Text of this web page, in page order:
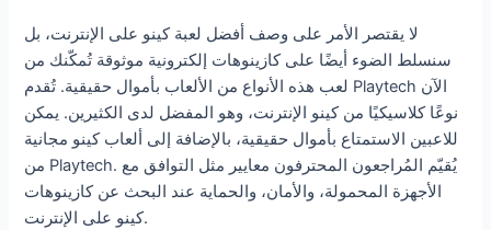
لا يقتصر الأمر على وصف أفضل لعبة كينو على الإنترنت، بل
سنسلط الضوء أيضًا على كازينوهات إلكترونية موثوقة تُمكّنك من
لعب هذه الأنواع من الألعاب بأموال حقيقية. تُقدم Playtech الآن
نوعًا كلاسيكيًا من كينو الإنترنت، وهو المفضل لدى الكثيرين. يمكن
للاعبين الاستمتاع بأموال حقيقية، بالإضافة إلى ألعاب كينو مجانية
من Playtech. يُقيّم المُراجعون المحترفون معايير مثل التوافق مع
الأجهزة المحمولة، والأمان، والحماية عند البحث عن كازينوهات
كينو على الإنترنت.